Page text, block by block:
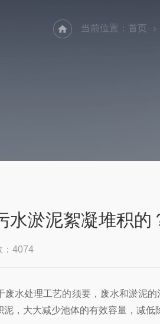
当前位置： 首页
水淤泥絮凝堆积的
：4074
处理工艺的须要，废水和淤泥的
，大大减少池体的有效容量，减